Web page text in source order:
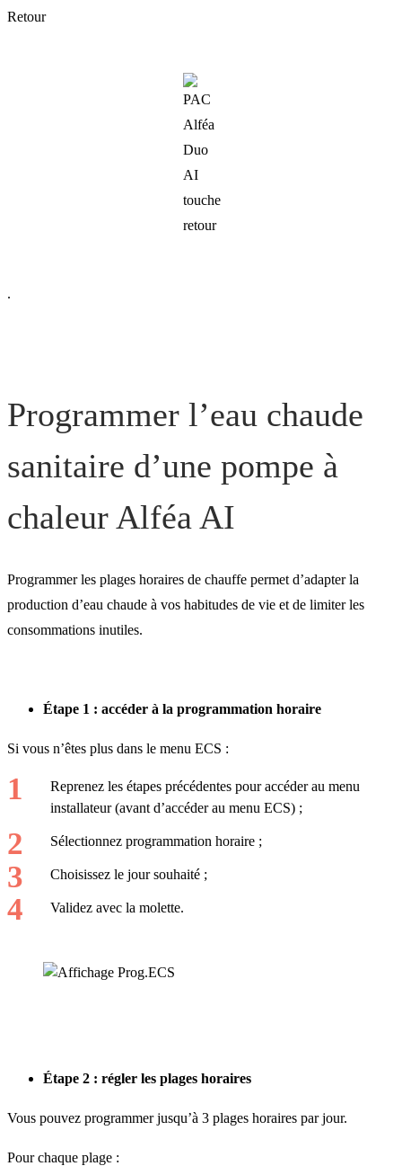
Retour
.
Programmer l’eau chaude
sanitaire d’une pompe à
chaleur Alféa AI
Programmer les plages horaires de chauffe permet d’adapter la
production d’eau chaude à vos habitudes de vie et de limiter les
consommations inutiles.
Étape 1 : accéder à la programmation horaire
Si vous n’êtes plus dans le menu ECS :
Reprenez les étapes précédentes pour accéder au menu
installateur (avant d’accéder au menu ECS) ;
Sélectionnez programmation horaire ;
Choisissez le jour souhaité ;
Validez avec la molette.
Étape 2 : régler les plages horaires
Vous pouvez programmer jusqu’à 3 plages horaires par jour.
Pour chaque plage :